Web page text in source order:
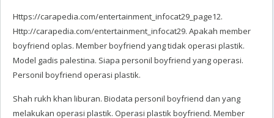
Https://carapedia.com/entertainment_infocat29_page12.
Http://carapedia.com/entertainment_infocat29. Apakah member
boyfriend oplas. Member boyfriend yang tidak operasi plastik.
Model gadis palestina. Siapa personil boyfriend yang operasi.
Personil boyfriend operasi plastik.
Shah rukh khan liburan. Biodata personil boyfriend dan yang
melakukan operasi plastik. Operasi plastik boyfriend. Member